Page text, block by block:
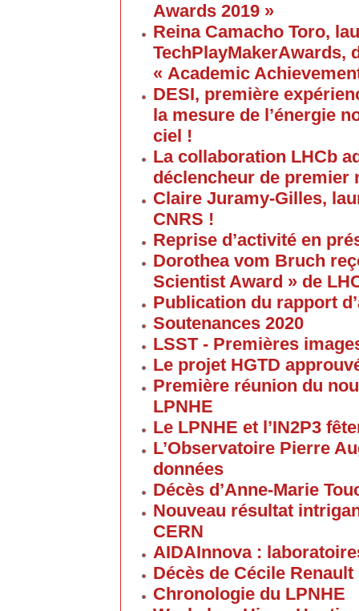
Awards 2019 »
Reina Camacho Toro,
TechPlayMakerAwards,
« Academic
DESI, première
la mesure de l’énergie
ciel !
La collaboration LHCb
déclencheur de premier
Claire Juramy-Gilles,
CNRS !
Reprise d’activité en
Dorothea vom Bruch
Scientist Award » de
Publication du rapport
Soutenances 2020
LSST - Premières
Le projet HGTD
Première réunion du
LPNHE
Le LPNHE et l’IN2P3
L’Observatoire Pierre
données
Décès d’Anne-Marie
Nouveau résultat
CERN
AIDAInnova :
Décès de Cécile Renault
Chronologie du LPNHE